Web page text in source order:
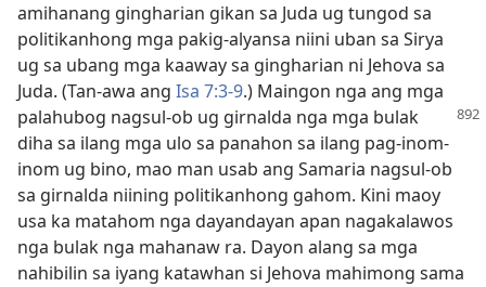
amihanang gingharian gikan sa Juda ug tungod sa
politikanhong mga pakig-alyansa niini uban sa Sirya
ug sa ubang mga kaaway sa gingharian ni Jehova sa
Juda. (Tan-awa ang Isa 7:3-9.) Maingon nga ang mga
palahubog nagsul-ob ug girnalda nga mga bulak
diha sa ilang mga ulo sa panahon sa ilang pag-inom-
inom ug bino, mao man usab ang Samaria nagsul-ob
sa girnalda niining politikanhong gahom. Kini maoy
usa ka matahom nga dayandayan apan nagakalawos
nga bulak nga mahanaw ra. Dayon alang sa mga
nahibilin sa iyang katawhan si Jehova mahimong sama